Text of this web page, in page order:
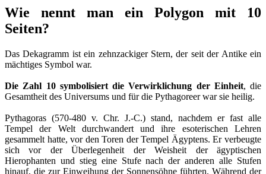
Wie nennt man ein Polygon mit 10
Seiten?
Das Dekagramm ist ein zehnzackiger Stern, der seit der Antike ein
mächtiges Symbol war.
Die Zahl 10 symbolisiert die Verwirklichung der Einheit, die
Gesamtheit des Universums und für die Pythagoreer war sie heilig.
Pythagoras (570-480 v. Chr. J.-C.) stand, nachdem er fast alle
Tempel der Welt durchwandert und ihre esoterischen Lehren
gesammelt hatte, vor den Toren der Tempel Ägyptens. Er verbeugte
sich vor der Überlegenheit der Weisheit der ägyptischen
Hierophanten und stieg eine Stufe nach der anderen alle Stufen
hinauf, die zur Einweihung der Sonnensöhne führten. Während der